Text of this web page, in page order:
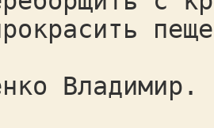
Владимир.